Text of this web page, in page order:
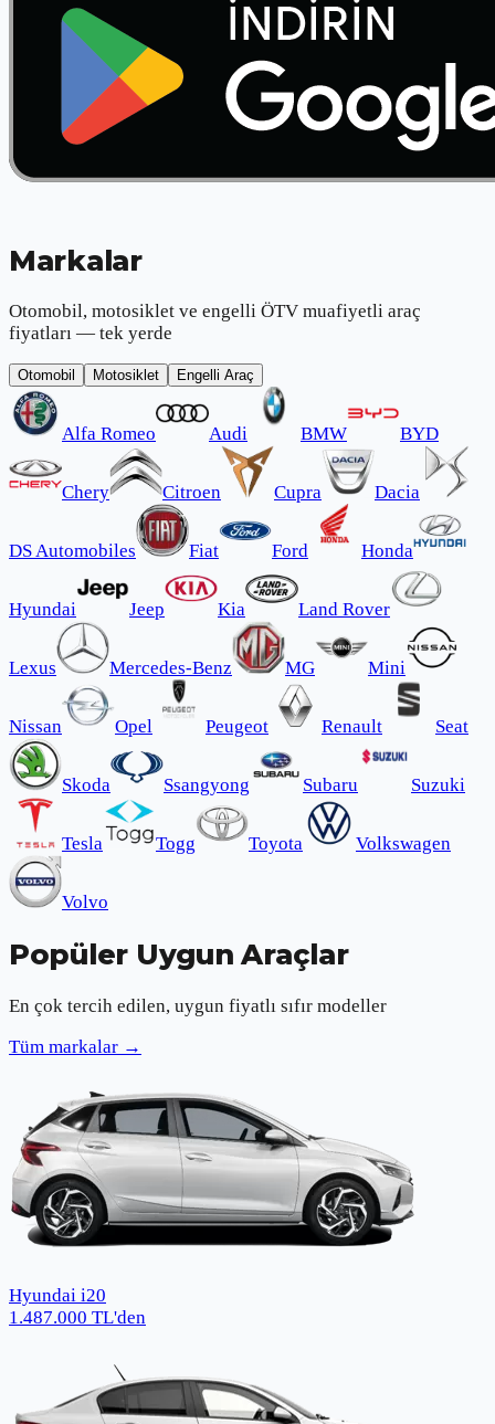
Markalar
Otomobil, motosiklet ve engelli ÖTV muafiyetli araç
fiyatları — tek yerde
Otomobil Motosiklet Engelli Araç
Alfa Romeo Audi BMW BYD
Chery Citroen Cupra Dacia
DS Automobiles Fiat Ford Honda
Hyundai Jeep Kia Land Rover
Lexus Mercedes-Benz MG Mini
Nissan Opel Peugeot Renault Seat
Skoda Ssangyong Subaru Suzuki
Tesla Togg Toyota Volkswagen
Volvo
Popüler Uygun Araçlar
En çok tercih edilen, uygun fiyatlı sıfır modeller
Tüm markalar →
Hyundai i20
1.487.000 TL'den